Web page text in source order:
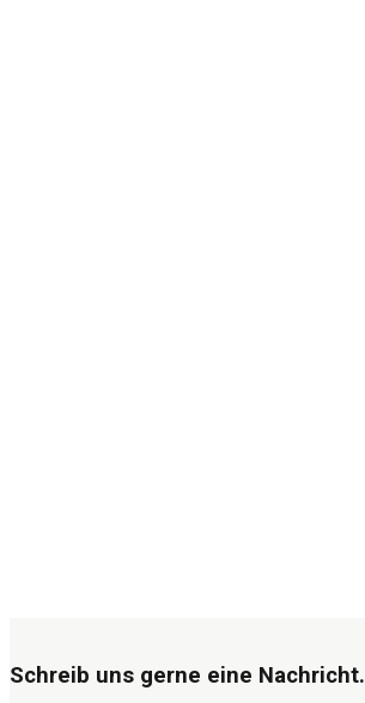
Schreib uns gerne eine Nachricht.